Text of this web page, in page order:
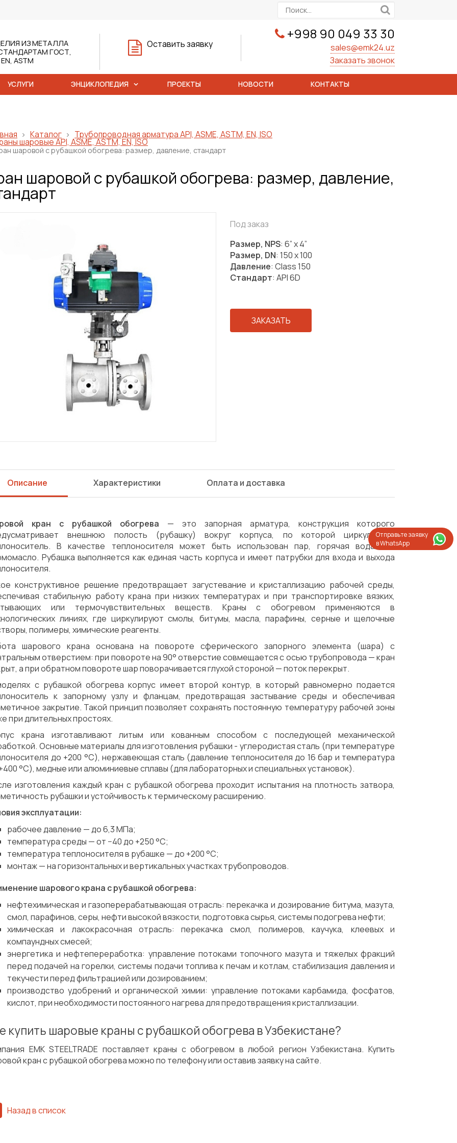
Отправьте заявку
в WhatsApp
+998 90 049 33 30
sales@emk24.uz
Заказать звонок
Оставить заявку
ИЗ МЕТАЛЛА
ГОСТ,
ASTM
УСЛУГИ ЭНЦИКЛОПЕДИЯ ПРОЕКТЫ НОВОСТИ КОНТАКТЫ
Сварка Механическая обработка Испытания/Сертификация
Каталог Трубопроводная арматура API, ASME, ASTM, EN, ISO
шаровые API, ASME, ASTM, EN, ISO
шаровой с рубашкой обогрева: размер, давление, стандарт
шаровой с рубашкой обогрева: размер, давление,
Под заказ
Размер, NPS: 6” x 4”
Размер, DN: 150 x 100
Давление: Class 150
Стандарт: API 6D
ЗАКАЗАТЬ
Описание Характеристики Оплата и доставка
кран с рубашкой обогрева — это запорная арматура, конструкция которого
внешнюю полость (рубашку) вокруг корпуса, по которой циркулирует
В качестве теплоносителя может быть использован пар, горячая вода или
Рубашка выполняется как единая часть корпуса и имеет патрубки для входа и выхода
конструктивное решение предотвращает загустевание и кристаллизацию рабочей среды,
стабильную работу крана при низких температурах и при транспортировке вязких,
или термочувствительных веществ. Краны с обогревом применяются в
линиях, где циркулируют смолы, битумы, масла, парафины, серные и щелочные
полимеры, химические реагенты.
шарового крана основана на повороте сферического запорного элемента (шара) с
отверстием: при повороте на 90° отверстие совмещается с осью трубопровода — кран
а при обратном повороте шар поворачивается глухой стороной — поток перекрыт.
с рубашкой обогрева корпус имеет второй контур, в который равномерно подается
к запорному узлу и фланцам, предотвращая застывание среды и обеспечивая
закрытие. Такой принцип позволяет сохранять постоянную температуру рабочей зоны
при длительных простоях.
крана изготавливают литым или кованным способом с последующей механической
Основные материалы для изготовления рубашки - углеродистая сталь (при температуре
до +200 °C), нержавеющая сталь (давление теплоносителя до 16 бар и температура
°C), медные или алюминиевые сплавы (для лабораторных и специальных установок).
изготовления каждый кран с рубашкой обогрева проходит испытания на плотность затвора,
рубашки и устойчивость к термическому расширению.
эксплуатации:
рабочее давление — до 6,3 МПа;
температура среды — от −40 до +250 °C;
температура теплоносителя в рубашке — до +200 °C;
монтаж — на горизонтальных и вертикальных участках трубопроводов.
шарового крана с рубашкой обогрева:
нефтехимическая и газоперерабатывающая отрасль: перекачка и дозирование битума, мазута,
смол, парафинов, серы, нефти высокой вязкости, подготовка сырья, системы подогрева нефти;
химическая и лакокрасочная отрасль: перекачка смол, полимеров, каучука, клеевых и
компаундных смесей;
энергетика и нефтепереработка: управление потоками топочного мазута и тяжелых фракций
перед подачей на горелки, системы подачи топлива к печам и котлам, стабилизация давления и
текучести перед фильтрацией или дозированием;
производство удобрений и органической химии: управление потоками карбамида, фосфатов,
кислот, при необходимости постоянного нагрева для предотвращения кристаллизации.
купить шаровые краны с рубашкой обогрева в Узбекистане?
EMK STEELTRADE поставляет краны с обогревом в любой регион Узбекистана. Купить
кран с рубашкой обогрева можно по телефону или оставив заявку на сайте.
Назад в список